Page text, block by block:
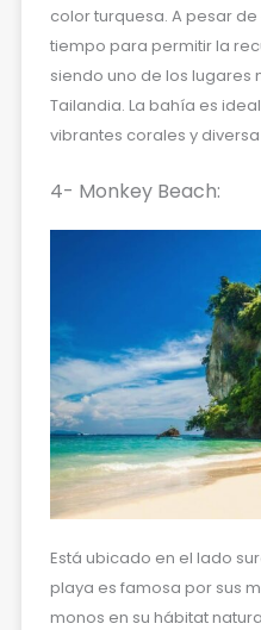
color turquesa. A pesar
tiempo para permitir la
siendo uno de los
Tailandia. La bahía es
vibrantes corales y
4- Monkey Beach:
Está ubicado en el lado
playa es famosa por sus
monos en su hábitat